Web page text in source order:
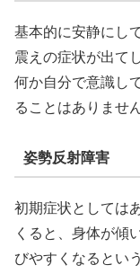
基本的に安静にし
震えの症状が出て
何か自分で意識し
ることはありません
姿勢反射障害
初期症状としては
くると、身体が傾
びやすくなるとい